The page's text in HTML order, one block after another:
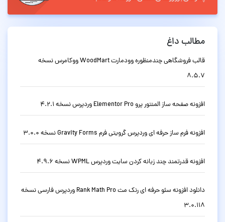
مطالب داغ
قالب فروشگاهی چندمنظوره وودمارت WoodMart ووکامرس نسخه
8.5.7
افزونه صفحه ساز المنتور پرو Elementor Pro وردپرس نسخه 4.2.1
افزونه فرم ساز حرفه ای وردپرس گرویتی فرم Gravity Forms نسخه 3.0.0
افزونه قدرتمند چند زبانه کردن سایت وردپرس WPML نسخه 4.9.6
دانلود افزونه سئو حرفه ای رنک مث Rank Math Pro وردپرس فارسی نسخه
3.0.118